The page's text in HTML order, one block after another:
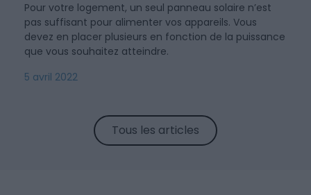
Pour votre logement, un seul panneau solaire n’est
pas suffisant pour alimenter vos appareils. Vous
devez en placer plusieurs en fonction de la puissance
que vous souhaitez atteindre.
5 avril 2022
Tous les articles